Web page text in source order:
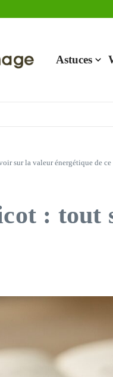
croque monsieur en 2025 ?
Astuces
sur la valeur énergétique de
: tout